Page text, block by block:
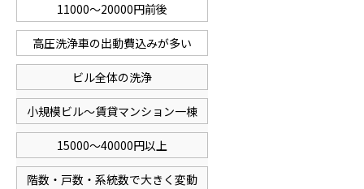
11000～20000円前後
高圧洗浄車の出動費込みが多い
ビル全体の洗浄
小規模ビル～賃貸マンション一棟
15000～40000円以上
階数・戸数・系統数で大きく変動